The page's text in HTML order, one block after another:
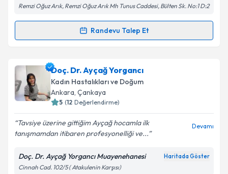
Remzi Oğuz Arık, Remzi Oğuz Arık Mh Tunus Caddesi, Bülten Sk. No:1 D:2
Randevu Talep Et
Randevu Takvimi Talebi
Prof. Dr. Onur Karabacakiçin randevu takvimi
talebi oluşturun. Size bu uzmandan randevu almanız
için bir takvim hazırlandığında e-posta ile
bilgilendireceğiz.
E-posta Adresiniz
Kişisel verilerimin işlenmesine ilişkin
Doç. Dr. Ayçağ Yorgancı
Kadın Hastalıkları ve Doğum
Ankara, Çankaya
5 (12 Değerlendirme)
Tavsiye üzerine gittiğim Ayçağ hocamla ilk
tanışmamdan itibaren profesyonelliği ve...
Devamı
Doç. Dr. Ayçağ Yorgancı Muayenehanesi Haritada Göster
Cinnah Cad. 102/5 ( Atakulenin Karşısı)